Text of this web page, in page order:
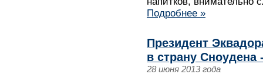
Подробнее »
Президент
в страну Сноудена
28 июня 2013 года